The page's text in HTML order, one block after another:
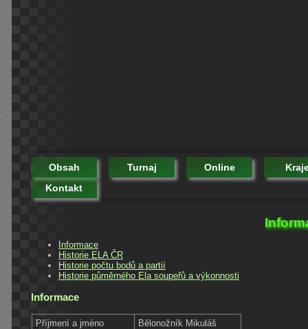
Obsah Turnaj Online
Kontakt
Informace
Historie ELA ČR
Historie počtu bodů a partií
Historie půměrného Ela soupeřů a výkonnosti
Informace
Příjmení a jméno
Bělonožník Mikuláš